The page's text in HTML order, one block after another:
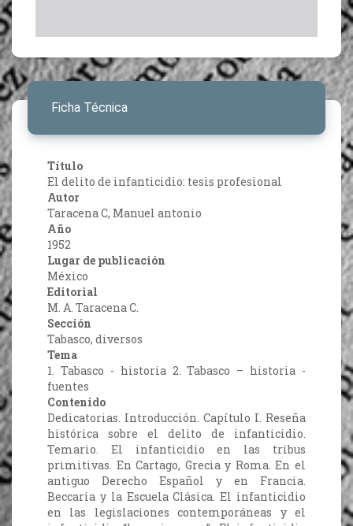
Ficha Técnica
Título
El delito de infanticidio: tesis profesional
Autor
Taracena C, Manuel antonio
Año
1952
Lugar de publicación
México
Editorial
M. A. Taracena C.
Sección
Tabasco, diversos
Tema
1. Tabasco - historia 2. Tabasco – historia -
fuentes
Contenido
Dedicatorias. Introducción. Capítulo I. Reseña
histórica sobre el delito de infanticidio.
Temario. El infanticidio en las tribus
primitivas. En Cartago, Grecia y Roma. En el
antiguo Derecho Español y en Francia.
Beccaria y la Escuela Clásica. El infanticidio
en las legislaciones contemporáneas y el